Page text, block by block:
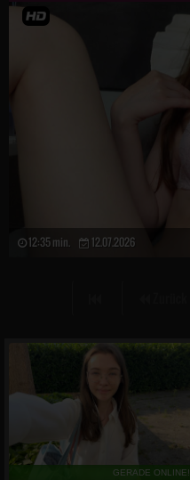
12:35 min. 12.07.2026
GERADE ONLINE!